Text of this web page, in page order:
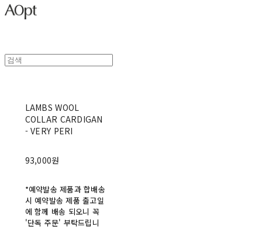
LAMBS WOOL
COLLAR CARDIGAN
- VERY PERI
93,000원
*예약발송 제품과 합배송
시 예약발송 제품 출고일
에 함께 배송 되오니 꼭
'단독 주문' 부탁드립니